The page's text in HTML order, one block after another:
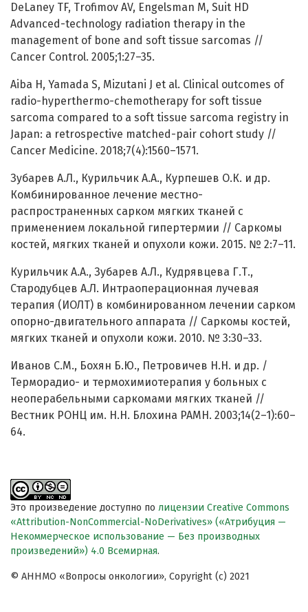
DeLaney TF, Trofimov AV, Engelsman M, Suit HD
Advanced-technology radiation therapy in the
management of bone and soft tissue sarcomas //
Cancer Control. 2005;1:27–35.
Aiba H, Yamada S, Mizutani J et al. Clinical outcomes of
radio-hyperthermo-chemotherapy for soft tissue
sarcoma compared to a soft tissue sarcoma registry in
Japan: a retrospective matched-pair cohort study //
Cancer Medicine. 2018;7(4):1560–1571.
Зубарев А.Л., Курильчик А.А., Курпешев О.К. и др.
Комбинированное лечение местно-
распространенных сарком мягких тканей с
применением локальной гипертермии // Саркомы
костей, мягких тканей и опухоли кожи. 2015. № 2:7–11.
Курильчик А.А., Зубарев А.Л., Кудрявцева Г.Т.,
Стародубцев А.Л. Интраоперационная лучевая
терапия (ИОЛТ) в комбинированном лечении сарком
опорно-двигательного аппарата // Саркомы костей,
мягких тканей и опухоли кожи. 2010. № 3:30–33.
Иванов С.М., Бохян Б.Ю., Петровичев Н.Н. и др. /
Терморадио- и термохимиотерапия у больных с
неоперабельными саркомами мягких тканей //
Вестник РОНЦ им. Н.Н. Блохина РАМН. 2003;14(2–1):60–
64.
Это произведение доступно по лицензии Creative Commons
«Attribution-NonCommercial-NoDerivatives» («Атрибуция —
Некоммерческое использование — Без производных
произведений») 4.0 Всемирная.
© АННМО «Вопросы онкологии», Copyright (c) 2021